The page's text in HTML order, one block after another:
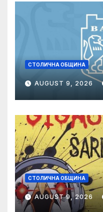
СТОЛИЧНА ОБЩИНА
AUGUST 9, 2026
СТОЛИЧНА ОБЩИНА
AUGUST 9, 2026